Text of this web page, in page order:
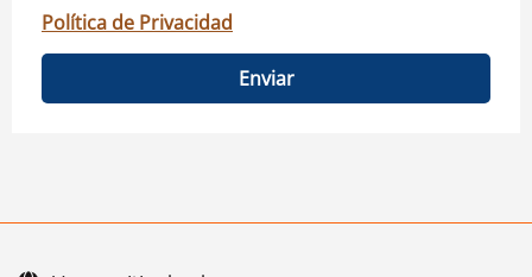
Política de Privacidad
Enviar